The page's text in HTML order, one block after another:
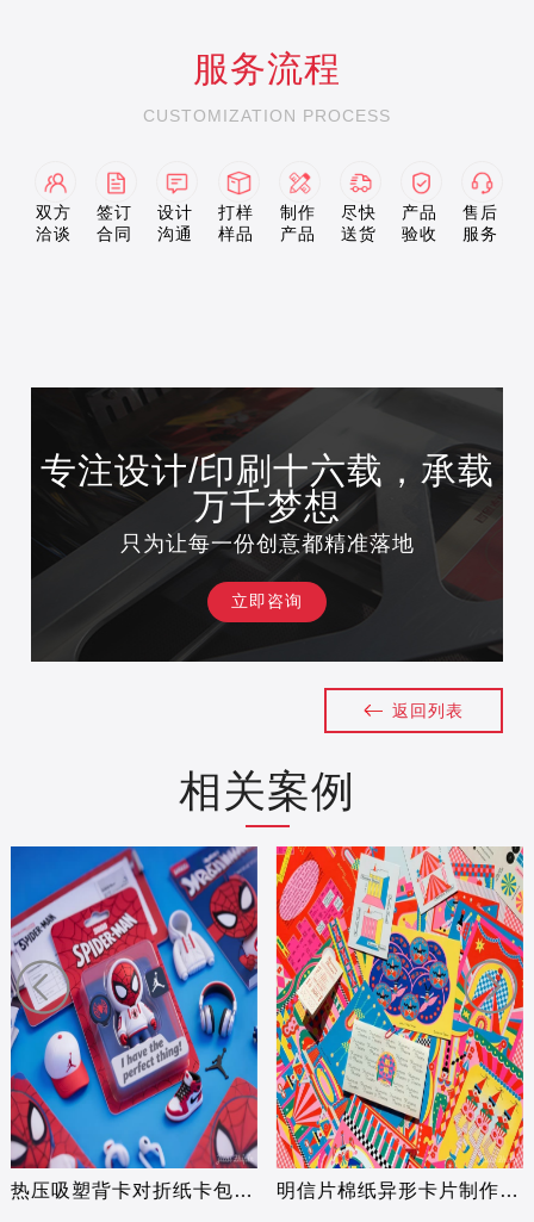
服务流程
CUSTOMIZATION PROCESS
双方
洽谈
签订
合同
设计
沟通
打样
样品
制作
产品
尽快
送货
产品
验收
售后
服务
专注设计/印刷十六载，承载
万千梦想
只为让每一份创意都精准落地
立即咨询
返回列表
相关案例
热压吸塑背卡对折纸卡包装定做小批量飞 明信片棉纸异形卡片制作ins风格售后卡创